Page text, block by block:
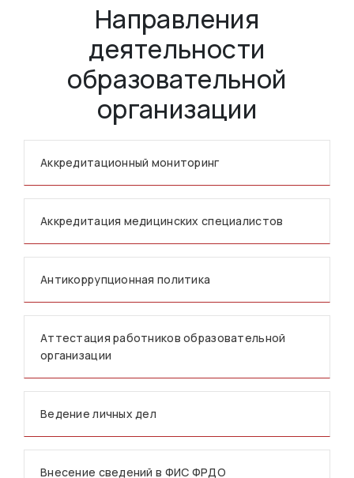
Направления
деятельности
образовательной
организации
Аккредитационный мониторинг
Аккредитация медицинских специалистов
Антикоррупционная политика
Аттестация работников образовательной
организации
Ведение личных дел
Внесение сведений в ФИС ФРДО